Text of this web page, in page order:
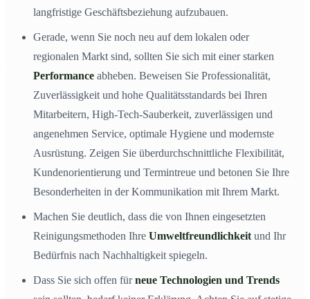
langfristige Geschäftsbeziehung aufzubauen.
Gerade, wenn Sie noch neu auf dem lokalen oder
regionalen Markt sind, sollten Sie sich mit einer starken
Performance abheben. Beweisen Sie Professionalität,
Zuverlässigkeit und hohe Qualitätsstandards bei Ihren
Mitarbeitern, High-Tech-Sauberkeit, zuverlässigen und
angenehmen Service, optimale Hygiene und modernste
Ausrüstung. Zeigen Sie überdurchschnittliche Flexibilität,
Kundenorientierung und Termintreue und betonen Sie Ihre
Besonderheiten in der Kommunikation mit Ihrem Markt.
Machen Sie deutlich, dass die von Ihnen eingesetzten
Reinigungsmethoden Ihre Umweltfreundlichkeit und Ihr
Bedürfnis nach Nachhaltigkeit spiegeln.
Dass Sie sich offen fürneue Technologien und Trends